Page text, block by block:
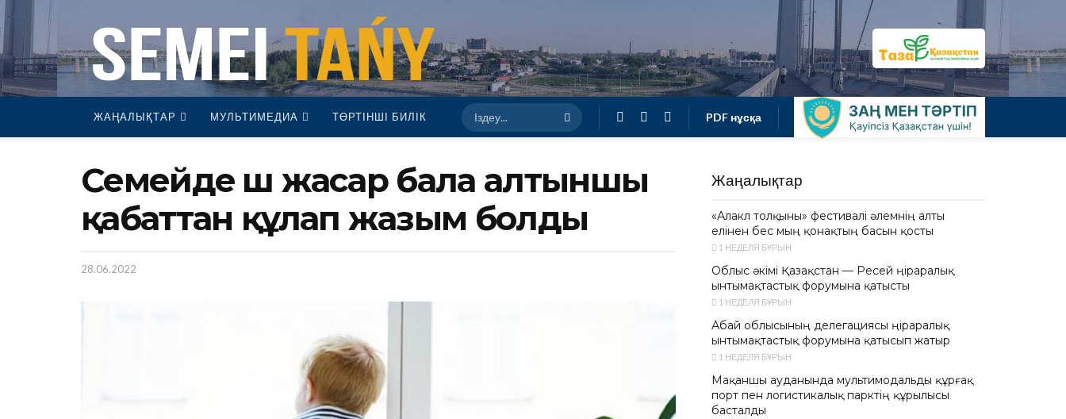
ЖАҢАЛЫҚТАР МУЛЬТИМЕДИА ТӨРТІНШІ БИЛІК PDF нұсқа
Семейде үш жасар бала алтыншы
қабаттан құлап жазым болды
28.06.2022
Жаңалықтар
«Алакөл толқыны» фестивалі әлемнің алты
елінен бес мың қонақтың басын қосты
1 НЕДЕЛЯ БҰРЫН
Облыс әкімі Қазақстан — Ресей өңіраралық
ынтымақтастық форумына қатысты
1 НЕДЕЛЯ БҰРЫН
Абай облысының делегациясы өңіраралық
ынтымақтастық форумына қатысып жатыр
1 НЕДЕЛЯ БҰРЫН
Мақаншы ауданында мультимодальды құрғақ
порт пен логистикалық парктің құрылысы
басталды